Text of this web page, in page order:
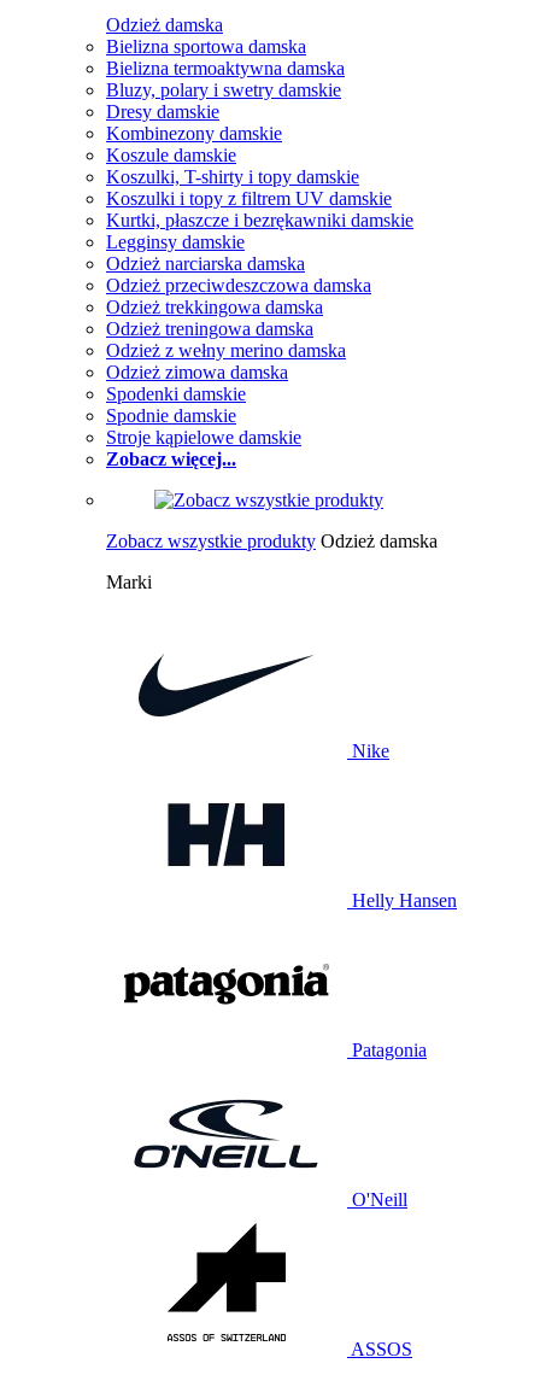
Odzież damska
Bielizna sportowa damska
Bielizna termoaktywna damska
Bluzy, polary i swetry damskie
Dresy damskie
Kombinezony damskie
Koszule damskie
Koszulki, T-shirty i topy damskie
Koszulki i topy z filtrem UV damskie
Kurtki, płaszcze i bezrękawniki damskie
Legginsy damskie
Odzież narciarska damska
Odzież przeciwdeszczowa damska
Odzież trekkingowa damska
Odzież treningowa damska
Odzież z wełny merino damska
Odzież zimowa damska
Spodenki damskie
Spodnie damskie
Stroje kąpielowe damskie
Zobacz więcej...
Zobacz wszystkie produkty Odzież damska
Marki
Nike
Helly Hansen
Patagonia
O'Neill
ASSOS